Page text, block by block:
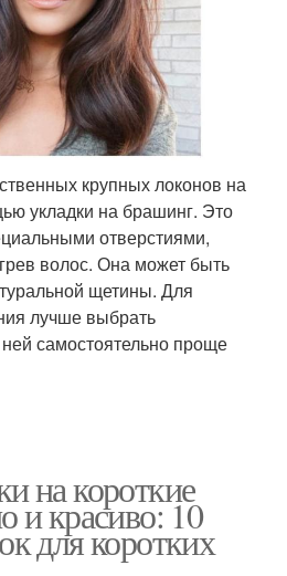
крупных локонов на
укладки на брашинг. Это
отверстиями,
волос. Она может быть
щетины. Для
лучше выбрать
самостоятельно проще
на короткие
и красиво: 10
для коротких